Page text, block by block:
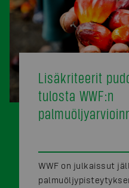
Lisäkriteerit
tulosta WWF:n
WWF on julkaissut